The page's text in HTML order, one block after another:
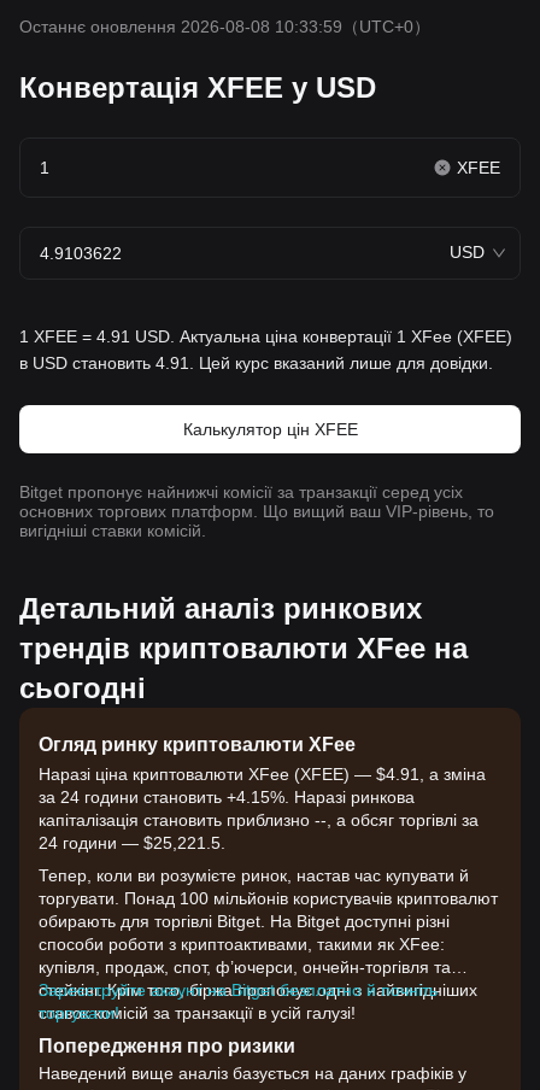
Останнє оновлення 2026-08-08 10:33:59 （UTC+0）
Конвертація XFEE у USD
XFEE
USD
1 XFEE = 4.91 USD. Актуальна ціна конвертації 1 XFee (XFEE)
в USD становить 4.91. Цей курс вказаний лише для довідки.
Калькулятор цін XFEE
Bitget пропонує найнижчі комісії за транзакції серед усіх
основних торгових платформ. Що вищий ваш VIP-рівень, то
вигідніші ставки комісій.
Детальний аналіз ринкових
трендів криптовалюти XFee на
сьогодні
Огляд ринку криптовалюти XFee
Наразі ціна криптовалюти XFee (XFEE) — $4.91, а зміна
за 24 години становить +4.15%. Наразі ринкова
капіталізація становить приблизно --, а обсяг торгівлі за
24 години — $25,221.5.
Тепер, коли ви розумієте ринок, настав час купувати й
торгувати. Понад 100 мільйонів користувачів криптовалют
обирають для торгівлі Bitget. На Bitget доступні різні
способи роботи з криптоактивами, такими як XFee:
купівля, продаж, спот, ф’ючерси, ончейн-торгівля та
стейкінг. Крім того, біржа пропонує одні з найвигідніших
ставок комісій за транзакції в усій галузі!
Зареєструйте акаунт на Bitget безплатно й почніть
торгувати!
Попередження про ризики
Наведений вище аналіз базується на даних графіків у